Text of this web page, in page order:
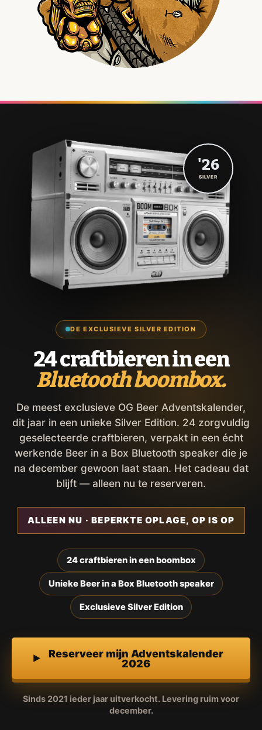
DE EXCLUSIEVE SILVER EDITION
24 craftbieren in een
Bluetooth boombox.
De meest exclusieve OG Beer Adventskalender,
dit jaar in een unieke Silver Edition. 24 zorgvuldig
geselecteerde craftbieren, verpakt in een écht
werkende Beer in a Box Bluetooth speaker die je
na december gewoon laat staan. Het cadeau dat
blijft — alleen nu te reserveren.
ALLEEN NU · BEPERKTE OPLAGE, OP IS OP
24 craftbieren in een boombox
Unieke Beer in a Box Bluetooth speaker
Exclusieve Silver Edition
Reserveer mijn Adventskalender
2026
Sinds 2021 ieder jaar uitverkocht. Levering ruim voor
december.
'26
SILVER